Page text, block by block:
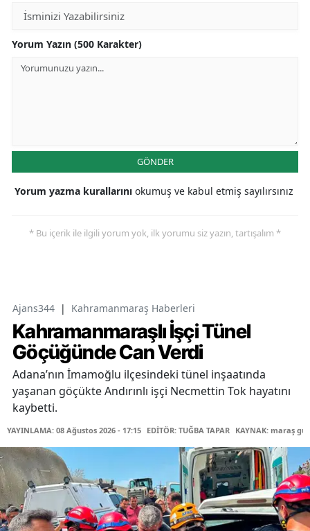
Yorum Yazın (500 Karakter)
GÖNDER
Yorum yazma kurallarını okumuş ve kabul etmiş sayılırsınız
* Bu içerik ile ilgili yorum yok, ilk yorumu siz yazın, tartışalım *
Ajans344 | Kahramanmaraş Haberleri
Kahramanmaraşlı İşçi Tünel
Göçüğünde Can Verdi
Adana’nın İmamoğlu ilçesindeki tünel inşaatında
yaşanan göçükte Andırınlı işçi Necmettin Tok hayatını
kaybetti.
YAYINLAMA: 08 Ağustos 2026 - 17:15 EDİTÖR: TUĞBA TAPAR KAYNAK: maraş